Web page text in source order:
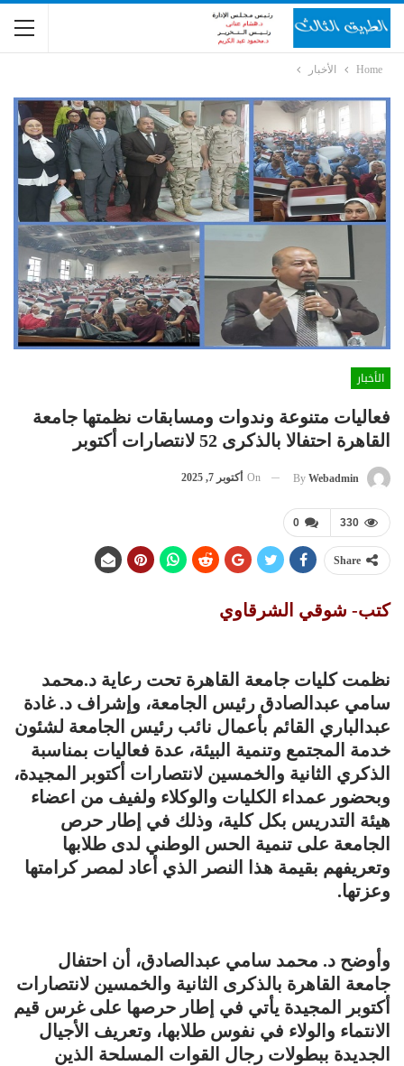
Home الأخبار
الأخبار
فعاليات متنوعة وندوات ومسابقات نظمتها جامعة
القاهرة احتفالا بالذكرى 52 لانتصارات أكتوبر
By Webadmin
On أكتوبر 7, 2025
0 330
Share
كتب- شوقي الشرقاوي
نظمت كليات جامعة القاهرة تحت رعاية د.محمد
سامي عبدالصادق رئيس الجامعة، وإشراف د. غادة
عبدالباري القائم بأعمال نائب رئيس الجامعة لشئون
خدمة المجتمع وتنمية البيئة، عدة فعاليات بمناسبة
الذكري الثانية والخمسين لانتصارات أكتوبر المجيدة،
وبحضور عمداء الكليات والوكلاء ولفيف من اعضاء
هيئة التدريس بكل كلية، وذلك في إطار حرص
الجامعة على تنمية الحس الوطني لدى طلابها
وتعريفهم بقيمة هذا النصر الذي أعاد لمصر كرامتها
وعزتها.
وأوضح د. محمد سامي عبدالصادق، أن احتفال
جامعة القاهرة بالذكرى الثانية والخمسين لانتصارات
أكتوبر المجيدة يأتي في إطار حرصها على غرس قيم
الانتماء والولاء في نفوس طلابها، وتعريف الأجيال
الجديدة ببطولات رجال القوات المسلحة الذين